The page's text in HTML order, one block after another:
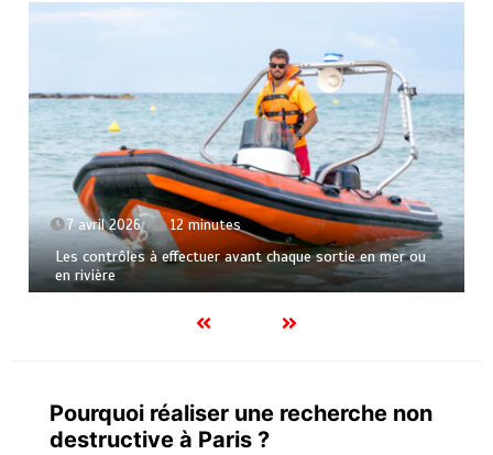
7 avril 2026 12 minutes
Les contrôles à effectuer avant chaque sortie en mer ou
en rivière
Pourquoi réaliser une recherche non
destructive à Paris ?